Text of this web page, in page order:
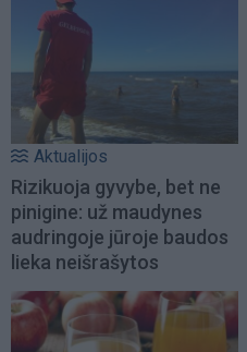
Aktualijos
Rizikuoja gyvybe, bet ne
pinigine: už maudynes
audringoje jūroje baudos
lieka neišrašytos